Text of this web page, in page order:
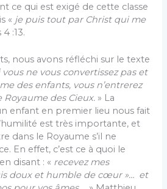
ce qui est exigé de cette classe
« je puis tout par Christ qui me
:13.
nous avons réfléchi sur le texte
vous ne vous convertissez pas et
des enfants, vous n’entrerez
des Cieux. » La
enfant en premier lieu nous fait
est très importante, et
dans le Royaume s’il ne
En effet, c’est ce à quoi le
disant : « recevez mes
doux et humble de cœur »… et